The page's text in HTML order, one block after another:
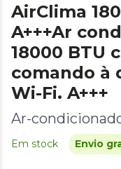
AirClima
A+++Ar
18000 BTU
comando à
Wi-Fi. A+++
Ar-
Em stock Envio